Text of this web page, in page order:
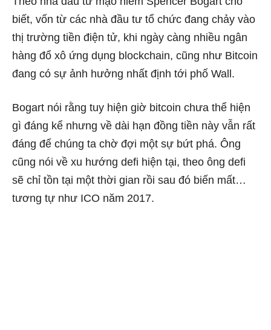
biết, vốn từ các nhà đầu tư tổ chức đang chảy vào
thị trường tiền điện tử, khi ngày càng nhiều ngân
hàng đổ xô ứng dụng blockchain, cũng như Bitcoin
đang có sự ảnh hưởng nhất định tới phố Wall.
Bogart nói rằng tuy hiện giờ bitcoin chưa thể hiện
gì đáng kể nhưng về dài hạn đồng tiền này vẫn rất
đáng để chúng ta chờ đợi một sự bứt phá. Ông
cũng nói về xu hướng defi hiện tại, theo ông defi
sẽ chỉ tồn tại một thời gian rồi sau đó biến mất…
tương tự như ICO năm 2017.